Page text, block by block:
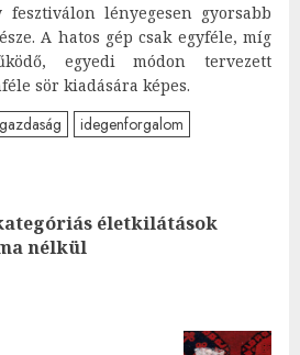
fesztiválon lényegesen gyorsabb
A hatos gép csak egyféle, míg
egyedi módon tervezett
sör kiadására képes.
gazdaság idegenforgalom
életkilátások
nélkül